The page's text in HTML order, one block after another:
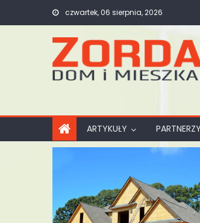
czwartek, 06 sierpnia, 2026
ARTYKUŁY PARTNERZY